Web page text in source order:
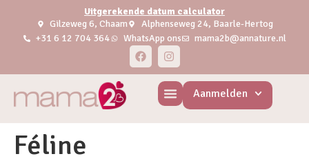
Uitgerekende datum calculator
Gilzeweg 6, Chaam
Alphenseweg 24, Baarle-Hertog
+31 6 12 704 364
WhatsApp ons mama2b@annature.nl
Aanmelden
Féline